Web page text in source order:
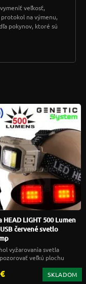
veľkosť,
na výmenu,
pokynov, ktoré sú
HEAD LIGHT 500 Lumen
červené svetlo
vyžarovania svetla
veľkú plochu
SKLADOM